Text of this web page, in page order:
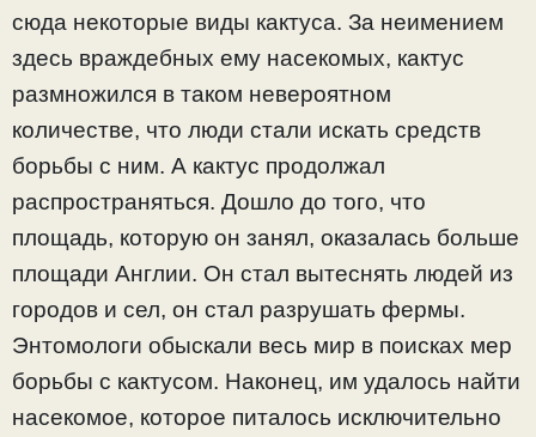
сюда некоторые виды кактуса. За неимением
здесь враждебных ему насекомых, кактус
размножился в таком невероятном
количестве, что люди стали искать средств
борьбы с ним. А кактус продолжал
распространяться. Дошло до того, что
площадь, которую он занял, оказалась больше
площади Англии. Он стал вытеснять людей из
городов и сел, он стал разрушать фермы.
Энтомологи обыскали весь мир в поисках мер
борьбы с кактусом. Наконец, им удалось найти
насекомое, которое питалось исключительно